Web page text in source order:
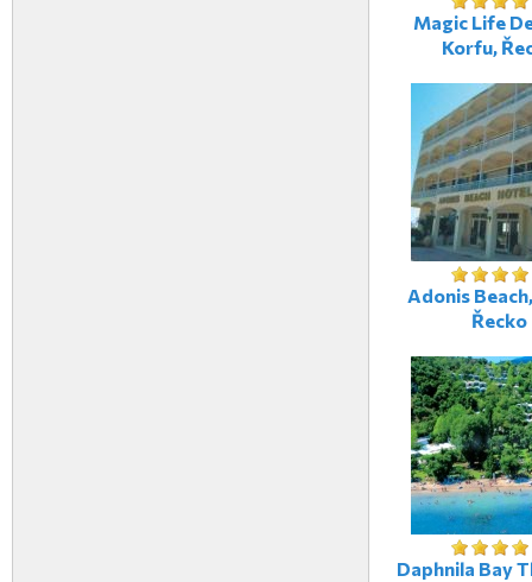
Magic Life
Korfu,
Adonis
Řecko
Daphnila Bay